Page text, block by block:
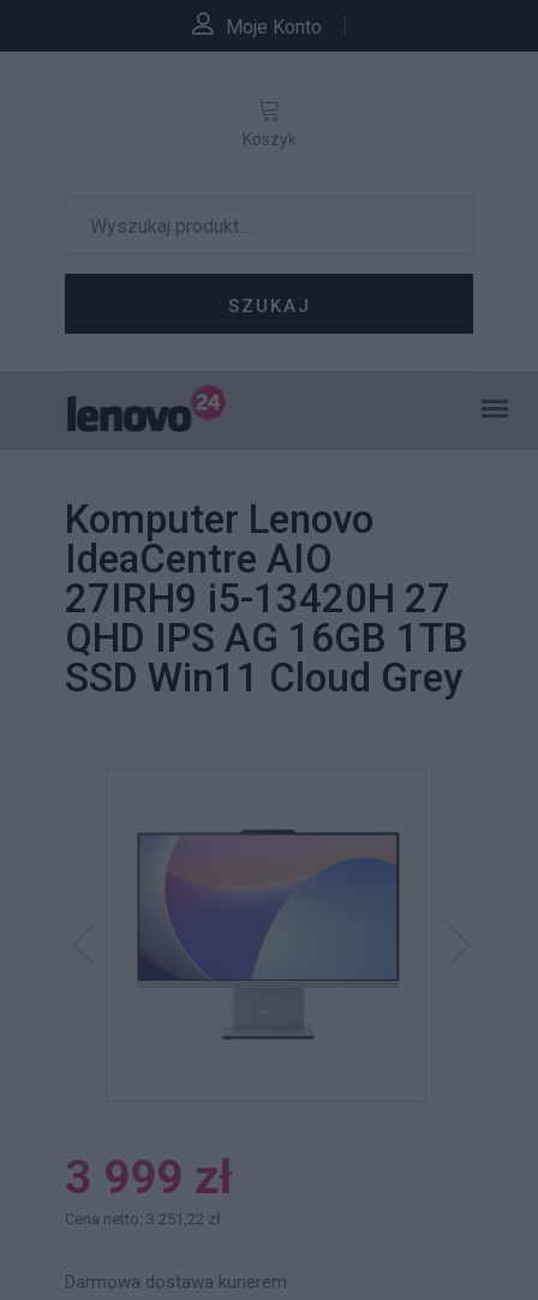
Moje Konto
SZUKAJ
Koszyk
Komputer Lenovo
IdeaCentre AIO
27IRH9 i5-13420H 27
QHD IPS AG 16GB 1TB
SSD Win11 Cloud Grey
3 999 zł
Cena netto: 3 251,22 zł
Darmowa dostawa kurierem